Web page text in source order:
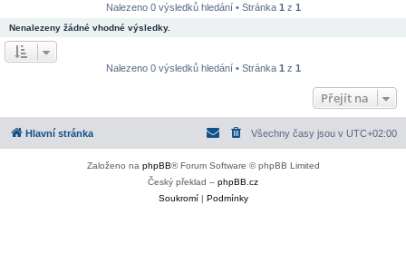
Nalezeno 0 výsledků hledání • Stránka 1 z 1
Nenalezeny žádné vhodné výsledky.
Nalezeno 0 výsledků hledání • Stránka 1 z 1
Přejít na
Hlavní stránka Všechny časy jsou v UTC+02:00
Založeno na phpBB® Forum Software © phpBB Limited
Český překlad – phpBB.cz
Soukromí| Podmínky